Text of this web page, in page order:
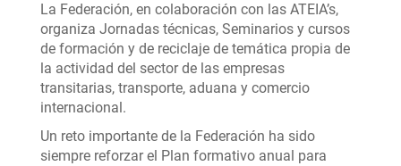
La Federación, en colaboración con las ATEIA’s,
organiza Jornadas técnicas, Seminarios y cursos
de formación y de reciclaje de temática propia de
la actividad del sector de las empresas
transitarias, transporte, aduana y comercio
internacional.
Un reto importante de la Federación ha sido
siempre reforzar el Plan formativo anual para